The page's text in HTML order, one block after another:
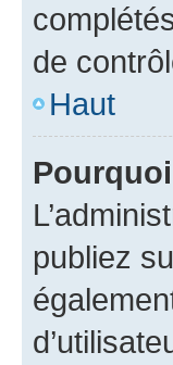
de
Haut
publiez